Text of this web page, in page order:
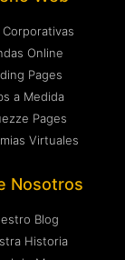
Corporativas
Online
Pages
a Medida
Pages
Virtuales
Nosotros
Blog
Historia